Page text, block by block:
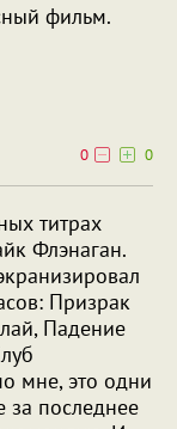
фильм.
0
0
титрах
Флэнаган.
Призрак
Падение
мне, это одни
за последнее